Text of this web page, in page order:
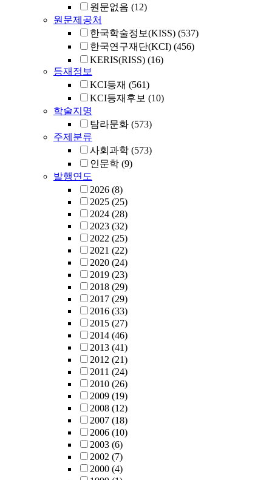
원문없음 (12)
원문제공처
한국학술정보(KISS) (537)
한국연구재단(KCI) (456)
KERIS(RISS) (16)
등재정보
KCI등재 (561)
KCI등재후보 (10)
학술지명
탐라문화 (573)
주제분류
사회과학 (573)
인문학 (9)
발행연도
2026 (8)
2025 (25)
2024 (28)
2023 (32)
2022 (25)
2021 (22)
2020 (24)
2019 (23)
2018 (29)
2017 (29)
2016 (33)
2015 (27)
2014 (46)
2013 (41)
2012 (21)
2011 (24)
2010 (26)
2009 (19)
2008 (12)
2007 (18)
2006 (10)
2003 (6)
2002 (7)
2000 (4)